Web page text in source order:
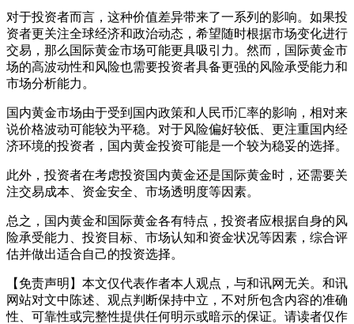
对于投资者而言，这种价值差异带来了一系列的影响。如果投
资者更关注全球经济和政治动态，希望随时根据市场变化进行
交易，那么国际黄金市场可能更具吸引力。然而，国际黄金市
场的高波动性和风险也需要投资者具备更强的风险承受能力和
市场分析能力。
国内黄金市场由于受到国内政策和人民币汇率的影响，相对来
说价格波动可能较为平稳。对于风险偏好较低、更注重国内经
济环境的投资者，国内黄金投资可能是一个较为稳妥的选择。
此外，投资者在考虑投资国内黄金还是国际黄金时，还需要关
注交易成本、资金安全、市场透明度等因素。
总之，国内黄金和国际黄金各有特点，投资者应根据自身的风
险承受能力、投资目标、市场认知和资金状况等因素，综合评
估并做出适合自己的投资选择。
【免责声明】本文仅代表作者本人观点，与和讯网无关。和讯
网站对文中陈述、观点判断保持中立，不对所包含内容的准确
性、可靠性或完整性提供任何明示或暗示的保证。请读者仅作